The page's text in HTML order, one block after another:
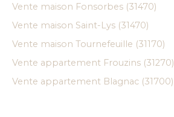
Vente maison Fonsorbes (31470)
Vente maison Saint-Lys (31470)
Vente maison Tournefeuille (31170)
Vente appartement Frouzins (31270)
Vente appartement Blagnac (31700)